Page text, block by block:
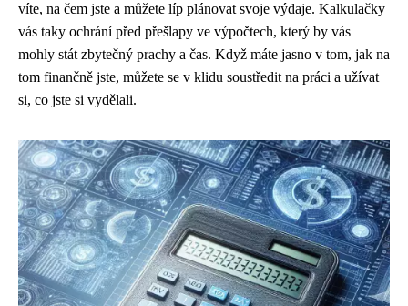
víte, na čem jste a můžete líp plánovat svoje výdaje. Kalkulačky
vás taky ochrání před přešlapy ve výpočtech, který by vás
mohly stát zbytečný prachy a čas. Když máte jasno v tom, jak na
tom finančně jste, můžete se v klidu soustředit na práci a užívat
si, co jste si vydělali.